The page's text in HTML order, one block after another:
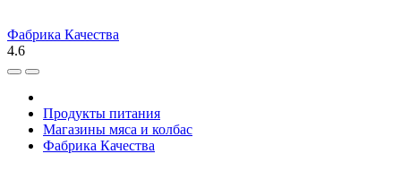
Фабрика Качества
4.6
Продукты питания
Магазины мяса и колбас
Фабрика Качества